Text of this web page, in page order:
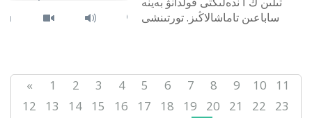
ساباعىن تاماشالاڭىز. تورتىنشى
« 1 2 3 4 5 6 7 8 9 10
11
12
13 14 15 16 17 18 19 20 21 22
23